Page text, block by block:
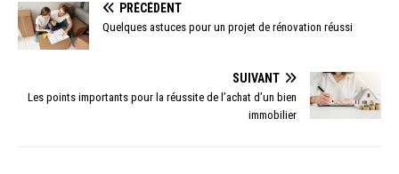
PRÉCÉDENT
Quelques astuces pour un projet de rénovation réussi
SUIVANT
Les points importants pour la réussite de l’achat d’un bien
immobilier